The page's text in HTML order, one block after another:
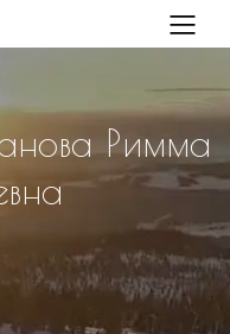
Римма